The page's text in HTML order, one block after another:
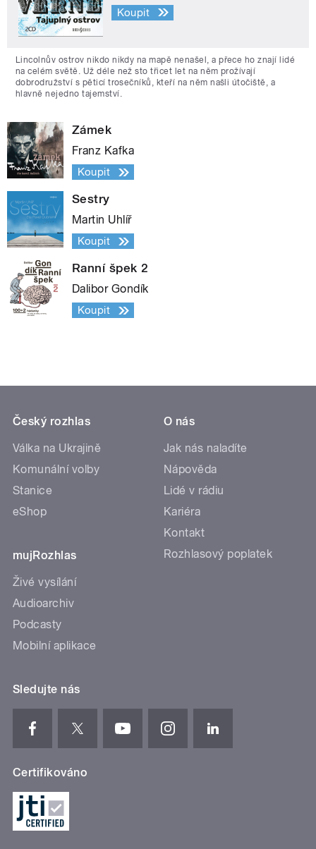
Koupit
Lincolnův ostrov nikdo nikdy na mapě nenašel, a přece ho znají lidé
na celém světě. Už déle než sto třicet let na něm prožívají
dobrodružství s pěticí trosečníků, kteří na něm našli útočiště, a
hlavně nejedno tajemství.
Zámek
Franz Kafka
Koupit
Sestry
Martin Uhlíř
Koupit
Ranní špek 2
Dalibor Gondík
Koupit
Český rozhlas
Válka na Ukrajině
Komunální volby
Stanice
eShop
mujRozhlas
Živé vysílání
Audioarchiv
Podcasty
Mobilní aplikace
O nás
Jak nás naladíte
Nápověda
Lidé v rádiu
Kariéra
Kontakt
Rozhlasový poplatek
Sledujte nás
Certifikováno